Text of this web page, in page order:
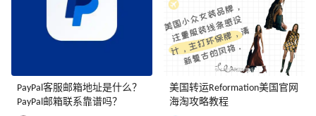
PayPal客服邮箱地址是什么？
PayPal邮箱联系靠谱吗？
美国转运Reformation美国官网
海淘攻略教程